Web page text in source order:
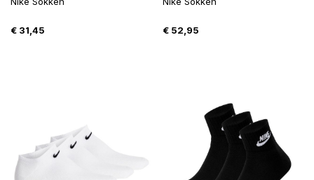
€ 31,45 €52,95